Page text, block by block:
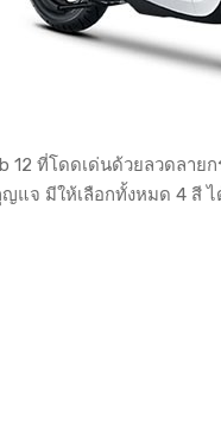
12 ที่โดดเด่นด้วยลวดลาย
แจ มีให้เลือกทั้งหมด 4 สี